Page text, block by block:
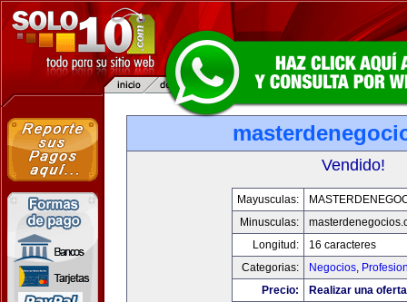
Vendido!
Mayusculas:
Minusculas:
Longitud:
16 caracteres
Categorias:
Negocios,
Precio:
Realizar una